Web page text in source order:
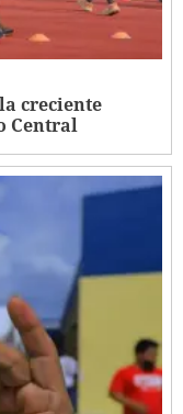
creciente
Central